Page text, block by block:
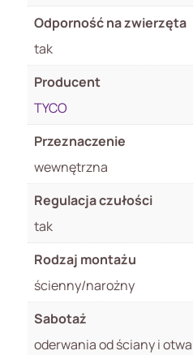
Odporność na zwierzęta
tak
Producent
TYCO
Przeznaczenie
wewnętrzna
Regulacja czułości
tak
Rodzaj montażu
ścienny/narożny
Sabotaż
oderwania od ściany i